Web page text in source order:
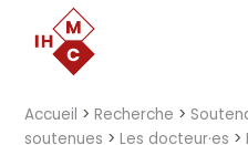
Accueil >Recherche >
soutenues >Les docteur·es >